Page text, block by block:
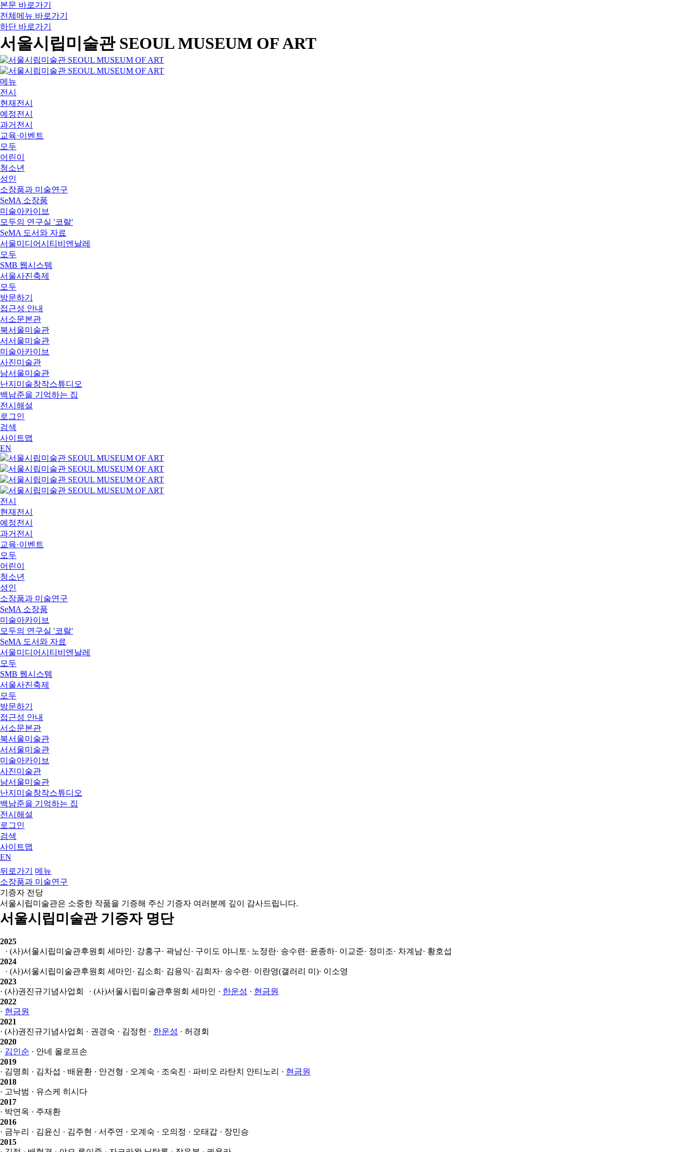
본문 바로가기
전체메뉴 바로가기
하단 바로가기
서울시립미술관 SEOUL MUSEUM OF ART
메뉴
전시
현재전시
예정전시
과거전시
교육·이벤트
모두
어린이
청소년
성인
소장품과 미술연구
SeMA 소장품
미술아카이브
모두의 연구실 '코랄'
SeMA 도서와 자료
서울미디어시티비엔날레
모두
SMB 웹시스템
서울사진축제
모두
방문하기
접근성 안내
서소문본관
북서울미술관
서서울미술관
미술아카이브
사진미술관
남서울미술관
난지미술창작스튜디오
백남준을 기억하는 집
전시해설
로그인
검색
사이트맵
EN
전시
현재전시
예정전시
과거전시
교육·이벤트
모두
어린이
청소년
성인
소장품과 미술연구
SeMA 소장품
미술아카이브
모두의 연구실 '코랄'
SeMA 도서와 자료
서울미디어시티비엔날레
모두
SMB 웹시스템
서울사진축제
모두
방문하기
접근성 안내
서소문본관
북서울미술관
서서울미술관
미술아카이브
사진미술관
남서울미술관
난지미술창작스튜디오
백남준을 기억하는 집
전시해설
로그인
검색
사이트맵
EN
뒤로가기
메뉴
소장품과 미술연구
기증자 전당
서울시립미술관은 소중한 작품을 기증해 주신 기증자 여러분께 깊이 감사드립니다.
서울시립미술관 기증자 명단
2025
· (사)서울시립미술관후원회 세마인· 강홍구· 곽남신· 구이도 야니토· 노정란· 송수련 · 윤종하· 이교준· 정미조· 차계남· 황호섭
2024
· (사)서울시립미술관후원회 세마인· 김소희 · 김용익· 김희자· 송수련 · 이란영(갤러리 미)· 이소영
2023
· (사)권진규기념사업회
· (사)서울시립미술관후원회 세마인 · 한운성 · 현금원
2022
· 현금원
2021
· (사)권진규기념사업회 · 권경숙 · 김정헌 · 한운성 · 허경회
2020
· 김인순 · 안네 올로프손
2019
· 김명희 · 김차섭 · 배윤환 · 안건형 · 오계숙 · 조숙진 · 파비오 라탄치 안티노리 · 현금원
2018
· 고낙범 · 유스케 히시다
2017
· 박연옥 · 주재환
2016
· 금누리 · 김윤신 · 김주현 · 서주연 · 오계숙 · 오의정 · 오태갑 · 장민승
2015